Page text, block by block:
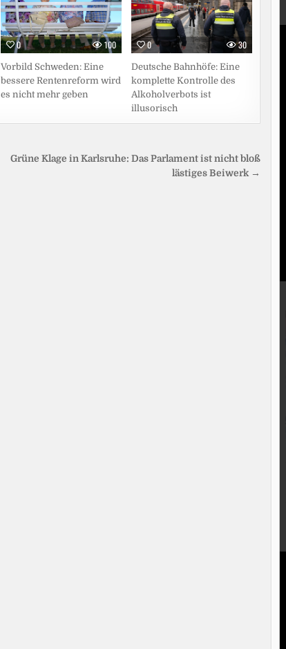
0 100
Vorbild Schweden: Eine
bessere Rentenreform wird
es nicht mehr geben
0 30
Deutsche Bahnhöfe: Eine
komplette Kontrolle des
Alkoholverbots ist
illusorisch
Grüne Klage in Karlsruhe: Das Parlament ist nicht bloß
lästiges Beiwerk →